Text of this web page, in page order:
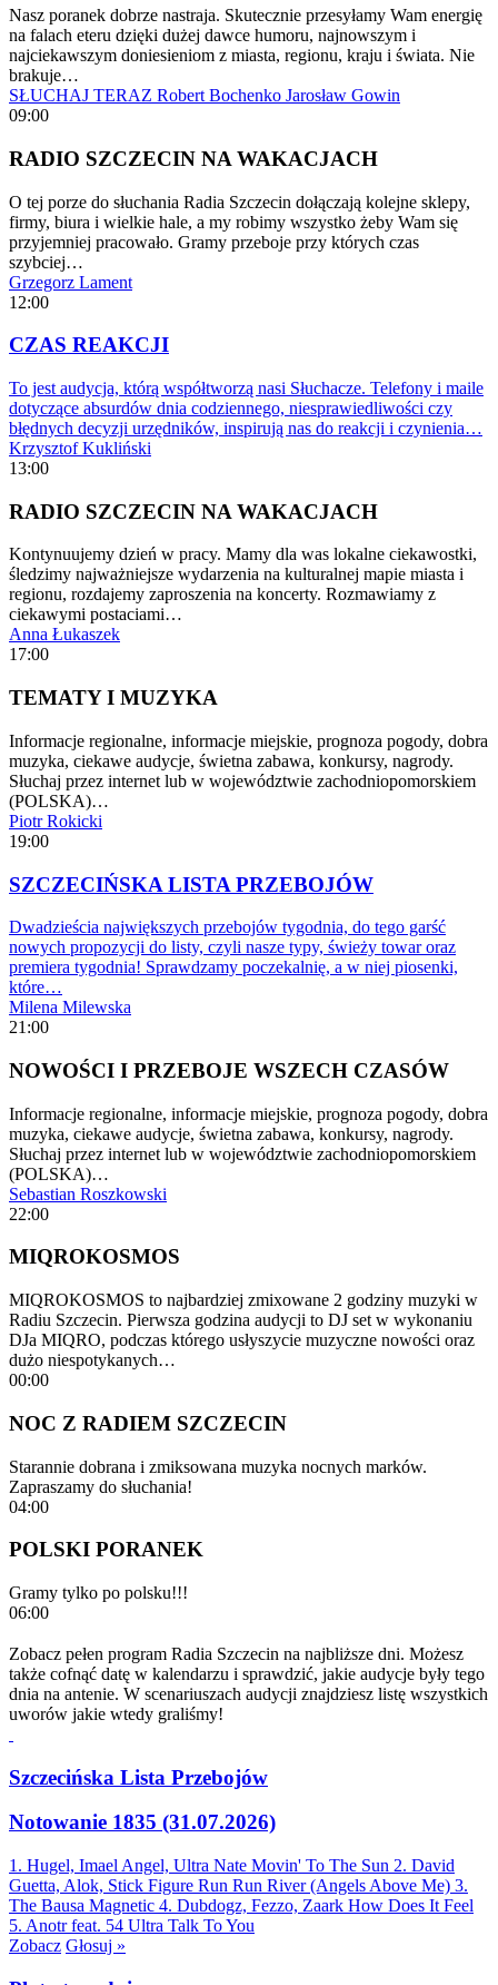
Nasz poranek dobrze nastraja. Skutecznie przesyłamy Wam energię
na falach eteru dzięki dużej dawce humoru, najnowszym i
najciekawszym doniesieniom z miasta, regionu, kraju i świata. Nie
brakuje…
SŁUCHAJ TERAZ Robert Bochenko Jarosław Gowin
09:00
RADIO SZCZECIN NA WAKACJACH
O tej porze do słuchania Radia Szczecin dołączają kolejne sklepy,
firmy, biura i wielkie hale, a my robimy wszystko żeby Wam się
przyjemniej pracowało. Gramy przeboje przy których czas
szybciej…
Grzegorz Lament
12:00
CZAS REAKCJI
To jest audycja, którą współtworzą nasi Słuchacze. Telefony i maile
dotyczące absurdów dnia codziennego, niesprawiedliwości czy
błędnych decyzji urzędników, inspirują nas do reakcji i czynienia…
Krzysztof Kukliński
13:00
RADIO SZCZECIN NA WAKACJACH
Kontynuujemy dzień w pracy. Mamy dla was lokalne ciekawostki,
śledzimy najważniejsze wydarzenia na kulturalnej mapie miasta i
regionu, rozdajemy zaproszenia na koncerty. Rozmawiamy z
ciekawymi postaciami…
Anna Łukaszek
17:00
TEMATY I MUZYKA
Informacje regionalne, informacje miejskie, prognoza pogody, dobra
muzyka, ciekawe audycje, świetna zabawa, konkursy, nagrody.
Słuchaj przez internet lub w województwie zachodniopomorskiem
(POLSKA)…
Piotr Rokicki
19:00
SZCZECIŃSKA LISTA PRZEBOJÓW
Dwadzieścia największych przebojów tygodnia, do tego garść
nowych propozycji do listy, czyli nasze typy, świeży towar oraz
premiera tygodnia! Sprawdzamy poczekalnię, a w niej piosenki,
które…
Milena Milewska
21:00
NOWOŚCI I PRZEBOJE WSZECH CZASÓW
Informacje regionalne, informacje miejskie, prognoza pogody, dobra
muzyka, ciekawe audycje, świetna zabawa, konkursy, nagrody.
Słuchaj przez internet lub w województwie zachodniopomorskiem
(POLSKA)…
Sebastian Roszkowski
22:00
MIQROKOSMOS
MIQROKOSMOS to najbardziej zmixowane 2 godziny muzyki w
Radiu Szczecin. Pierwsza godzina audycji to DJ set w wykonaniu
DJa MIQRO, podczas którego usłyszycie muzyczne nowości oraz
dużo niespotykanych…
00:00
NOC Z RADIEM SZCZECIN
Starannie dobrana i zmiksowana muzyka nocnych marków.
Zapraszamy do słuchania!
04:00
POLSKI PORANEK
Gramy tylko po polsku!!!
06:00
Zobacz pełen program Radia Szczecin na najbliższe dni. Możesz
także cofnąć datę w kalendarzu i sprawdzić, jakie audycje były tego
dnia na antenie. W scenariuszach audycji znajdziesz listę wszystkich
uworów jakie wtedy graliśmy!
Szczecińska Lista Przebojów
Notowanie 1835 (31.07.2026)
1. Hugel, Imael Angel, Ultra Nate Movin' To The Sun 2. David
Guetta, Alok, Stick Figure Run Run River (Angels Above Me) 3.
The Bausa Magnetic 4. Dubdogz, Fezzo, Zaark How Does It Feel
5. Anotr feat. 54 Ultra Talk To You
Zobacz Głosuj »